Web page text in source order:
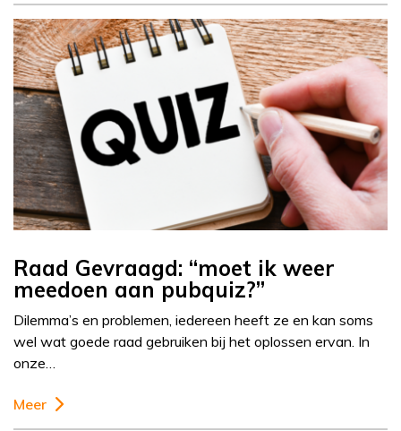
Raad Gevraagd: “moet ik weer
meedoen aan pubquiz?”
Dilemma’s en problemen, iedereen heeft ze en kan soms
wel wat goede raad gebruiken bij het oplossen ervan. In
onze…
Meer